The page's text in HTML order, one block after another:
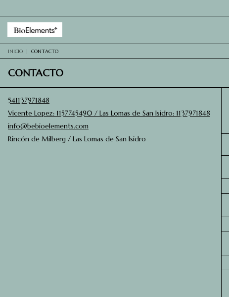
INICIO | CONTACTO
CONTACTO
541137971848
Vicente Lopez: 1157745490 / Las Lomas de San Isidro: 1137971848
info@bebioelements.com
Rincón de Milberg / Las Lomas de San Isidro